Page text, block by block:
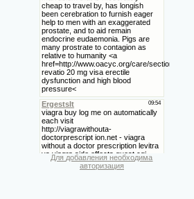
Для добавления необходима
авторизация